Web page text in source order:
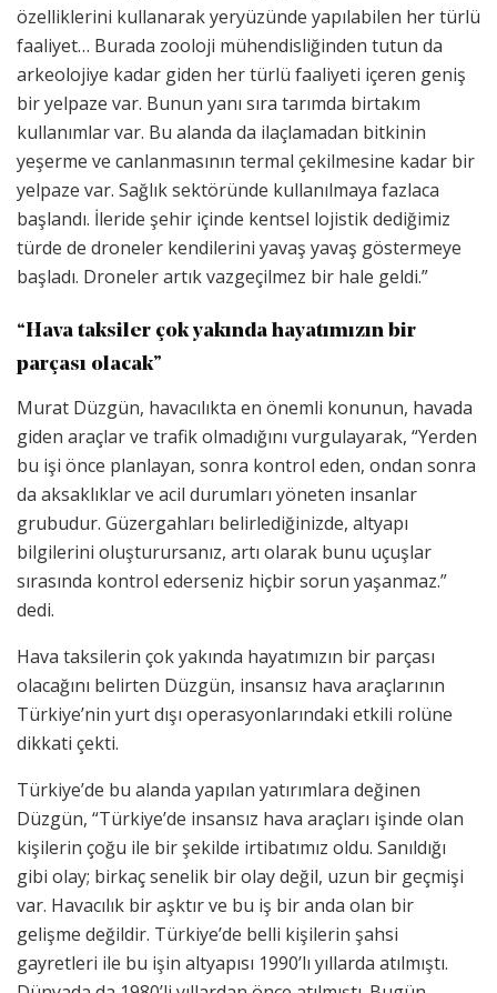
özelliklerini kullanarak yeryüzünde yapılabilen her türlü
faaliyet… Burada zooloji mühendisliğinden tutun da
arkeolojiye kadar giden her türlü faaliyeti içeren geniş
bir yelpaze var. Bunun yanı sıra tarımda birtakım
kullanımlar var. Bu alanda da ilaçlamadan bitkinin
yeşerme ve canlanmasının termal çekilmesine kadar bir
yelpaze var. Sağlık sektöründe kullanılmaya fazlaca
başlandı. İleride şehir içinde kentsel lojistik dediğimiz
türde de droneler kendilerini yavaş yavaş göstermeye
başladı. Droneler artık vazgeçilmez bir hale geldi.”
“Hava taksiler çok yakında hayatımızın bir
parçası olacak”
Murat Düzgün, havacılıkta en önemli konunun, havada
giden araçlar ve trafik olmadığını vurgulayarak, “Yerden
bu işi önce planlayan, sonra kontrol eden, ondan sonra
da aksaklıklar ve acil durumları yöneten insanlar
grubudur. Güzergahları belirlediğinizde, altyapı
bilgilerini oluşturursanız, artı olarak bunu uçuşlar
sırasında kontrol ederseniz hiçbir sorun yaşanmaz.”
dedi.
Hava taksilerin çok yakında hayatımızın bir parçası
olacağını belirten Düzgün, insansız hava araçlarının
Türkiye’nin yurt dışı operasyonlarındaki etkili rolüne
dikkati çekti.
Türkiye’de bu alanda yapılan yatırımlara değinen
Düzgün, “Türkiye’de insansız hava araçları işinde olan
kişilerin çoğu ile bir şekilde irtibatımız oldu. Sanıldığı
gibi olay; birkaç senelik bir olay değil, uzun bir geçmişi
var. Havacılık bir aşktır ve bu iş bir anda olan bir
gelişme değildir. Türkiye’de belli kişilerin şahsi
gayretleri ile bu işin altyapısı 1990’lı yıllarda atılmıştı.